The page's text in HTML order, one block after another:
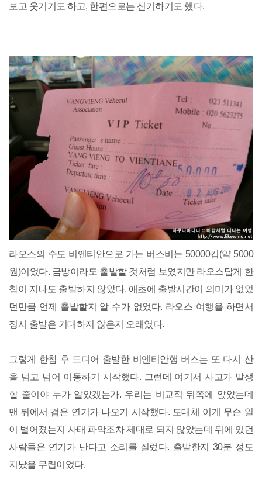
보고 웃기기도 하고, 한편으로는 신기하기도 했다.
라오스의 수도 비엔티안으로 가는 버스비는 50000킵(약 5000
원)이었다. 금방이라도 출발할 것처럼 보였지만 라오스답게 한
참이 지나도 출발하지 않았다. 애초에 출발시간이 의미가 없었
던만큼 언제 출발할지 알 수가 없었다. 라오스 여행을 하면서
정시 출발은 기대하지 않은지 오래였다.
그렇게 한참 후 드디어 출발한 비엔티안행 버스는 또 다시 산
을 넘고 넘어 이동하기 시작했다. 그런데 여기서 사고가 발생
할 줄이야 누가 알았겠는가. 우리는 비교적 뒤쪽에 앉았는데
맨 뒤에서 검은 연기가 나오기 시작했다. 도대체 이게 무슨 일
이 벌어졌는지 사태 파악조차 제대로 되지 않았는데 뒤에 있던
사람들은 연기가 난다고 소리를 질렀다. 출발한지 30분 정도
지났을 무렵이었다.